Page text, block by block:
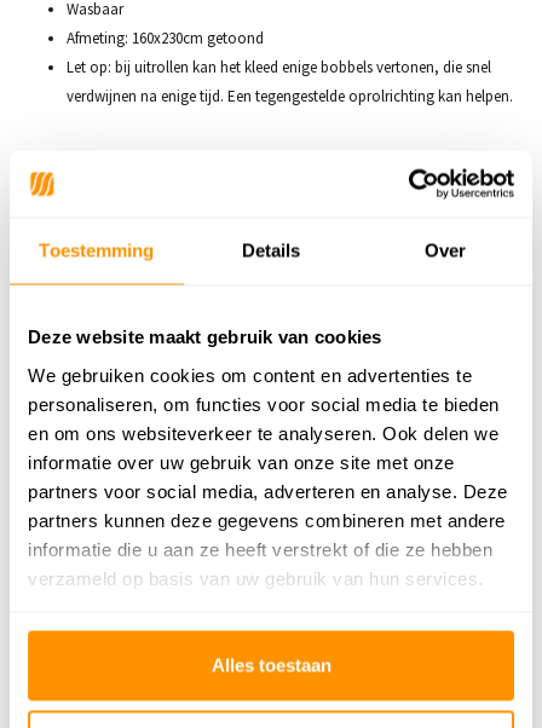
Toestemming Details Over
Deze website maakt gebruik van cookies
We gebruiken cookies om content en advertenties te
personaliseren, om functies voor social media te bieden
en om ons websiteverkeer te analyseren. Ook delen we
informatie over uw gebruik van onze site met onze
partners voor social media, adverteren en analyse. Deze
partners kunnen deze gegevens combineren met andere
informatie die u aan ze heeft verstrekt of die ze hebben
verzameld op basis van uw gebruik van hun services.
Alles toestaan
Adviesprijs139,95
89,95 Je bespaart 50 euro
Wasbaar
Afmeting: 160x230cm getoond
Let op: bij uitrollen kan het kleed enige bobbels vertonen, die snel
verdwijnen na enige tijd. Een tegengestelde oprolrichting kan helpen.
Productspecificaties
Gemiddelde uit 7 beoordelingen
5/5 5/5